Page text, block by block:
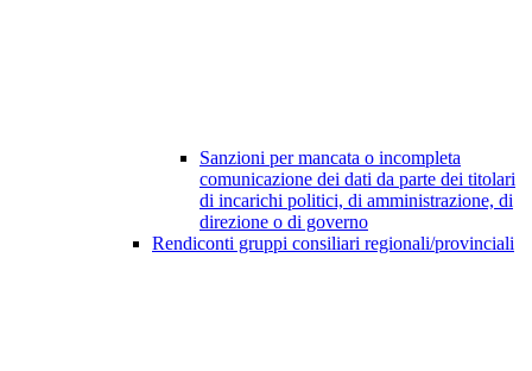
Sanzioni per mancata o incompleta
comunicazione dei dati da parte dei titolari
di incarichi politici, di amministrazione, di
direzione o di governo
Rendiconti gruppi consiliari regionali/provinciali